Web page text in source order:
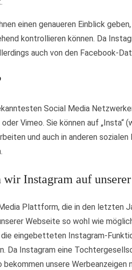
einen genaueren Einblick
kontrollieren können. Da
auch von den Facebook-
Social Media
Vimeo. Sie können auf
und auch in anderen
Instagram auf
Plattform, die in den letzten
Webseite so wohl wie
eingebetteten Instagram-
Da Instagram eine
bekommen unsere